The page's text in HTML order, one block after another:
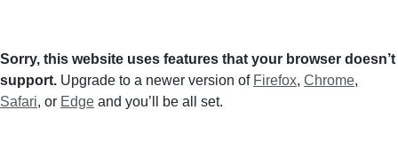
Sorry, this website uses features that your browser doesn’t
support. Upgrade to a newer version of Firefox, Chrome,
Safari, or Edge and you’ll be all set.